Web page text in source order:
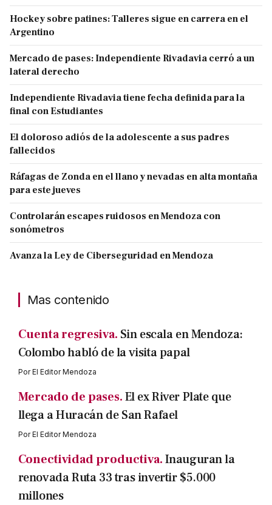
Hockey sobre patines: Talleres sigue en carrera en el
Argentino
Mercado de pases: Independiente Rivadavia cerró a un
lateral derecho
Independiente Rivadavia tiene fecha definida para la
final con Estudiantes
El doloroso adiós de la adolescente a sus padres
fallecidos
Ráfagas de Zonda en el llano y nevadas en alta montaña
para este jueves
Controlarán escapes ruidosos en Mendoza con
sonómetros
Avanza la Ley de Ciberseguridad en Mendoza
Mas contenido
Cuenta regresiva. Sin escala en Mendoza:
Colombo habló de la visita papal
PorEl Editor Mendoza
Mercado de pases.El ex River Plate que
llega a Huracán de San Rafael
PorEl Editor Mendoza
Conectividad productiva.Inauguran la
renovada Ruta 33 tras invertir $5.000
millones